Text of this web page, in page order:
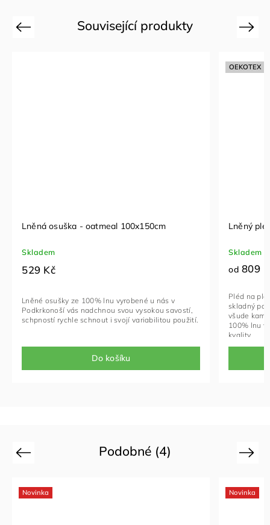
Související produkty
Previous
Lněná osuška - oatmeal 100x150cm
Skladem
529 Kč
Do košíku
Lněné osušky ze 100% lnu vyrobené u nás v
Podkrkonoší vás nadchnou svou vysokou savostí,
schpností rychle schnout i svojí variabilitou použití.
OEKOTEX
Lněný
Skladem
od 809
Pléd na
skladný
všude kam
100% lnu
kvality.
Next
Podobné (4)
Previous
Novinka Novinka
Next